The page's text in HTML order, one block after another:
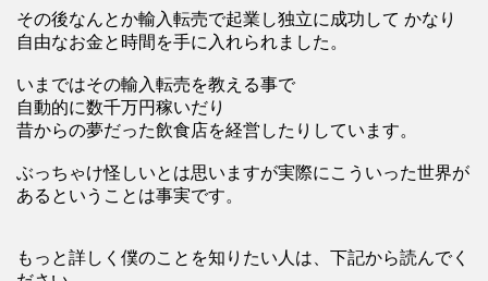
その後なんとか輸入転売で起業し独立に成功して かなり
自由なお金と時間を手に入れられました。
いまではその輸入転売を教える事で
自動的に数千万円稼いだり
昔からの夢だった飲食店を経営したりしています。
ぶっちゃけ怪しいとは思いますが実際にこういった世界が
あるということは事実です。
もっと詳しく僕のことを知りたい人は、下記から読んでく